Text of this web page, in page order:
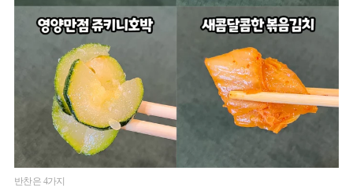
반찬은 4가지